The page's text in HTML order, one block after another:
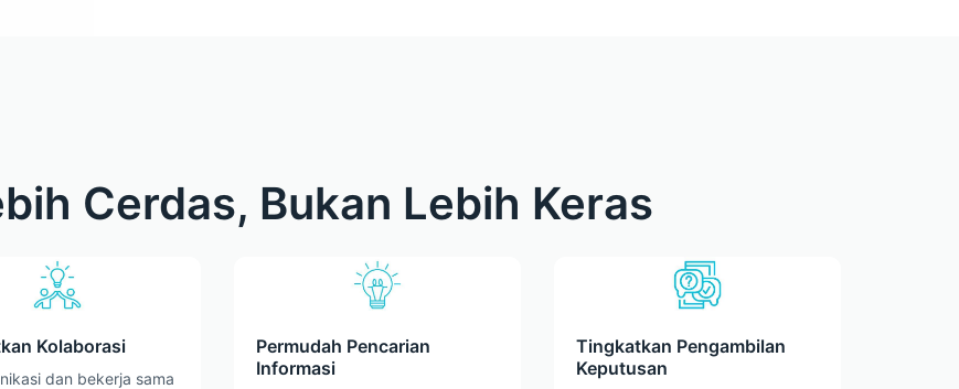
Cerdas, Bukan Lebih Keras
Kolaborasi
dan bekerja sama
Permudah Pencarian
Informasi
Tingkatkan Pengambilan
Keputusan